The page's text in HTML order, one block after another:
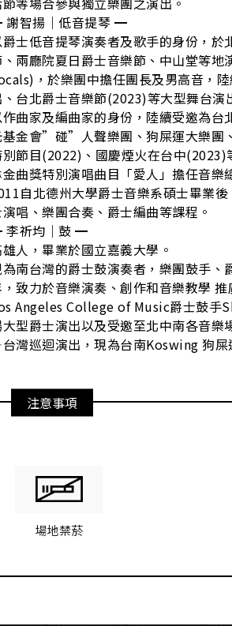
智揚｜低音提琴 ━
爵士低音提琴演奏者及歌手的身份，
兩廳院夏日爵士音樂節、中山堂等
，於樂團中擔任團長及男高音，
、台北爵士音樂節(2023)等大型舞台演
作曲家及編曲家的身份，陸續受邀為
基金會”碰”人聲樂團、狗屎運大樂團
別節目(2022)、國慶煙火在台中
曲獎特別演唱曲目「愛人」擔任音樂
自北德州大學爵士音樂系碩士畢業
唱、樂團合奏、爵士編曲等課程。
祈均｜鼓 ━
人，畢業於國立嘉義大學。
南台灣的爵士鼓演奏者，樂團鼓手
致力於音樂演奏、創作和音樂教學
Angeles College of Music爵士鼓手
型爵士演出以及受邀至北中南各音
灣巡迴演出，現為台南Koswing 狗屎
注意事項
場地禁菸